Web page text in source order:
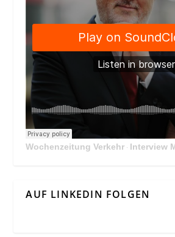
Wochenzeitung Verkehr · Interview Mit
AUF LINKEDIN FOLGEN